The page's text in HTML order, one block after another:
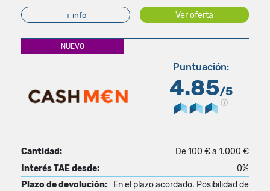
+ info Ver oferta
NUEVO
Puntuación:
4.85/5
Cantidad:
De 100 € a 1.000 €
Interés TAE desde:
0%
Plazo de devolución:
En el plazo acordado. Posibilidad de